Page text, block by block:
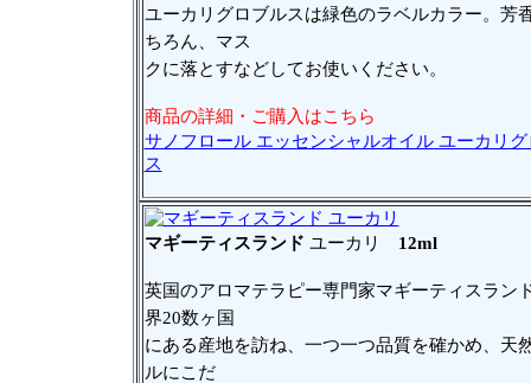
ユーカリグロブルスは緑色のラベルカラー。芳
ちろん、マス
クに落とすなどしてお使いください。
商品の詳細・ご購入はこちら
サノフロール エッセンシャルオイル ユーカリグ
ス
マギーティスランド ユーカリ 12ml
英国のアロマテラピー専門家マギーティスラン
界20数ヶ国
にある産地を訪ね、一つ一つ品質を確かめ、天
ルにこだ